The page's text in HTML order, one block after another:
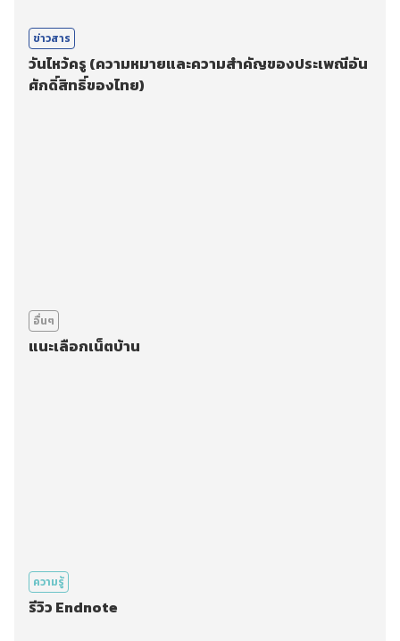
ข่าวสาร
วันไหว้ครู (ความหมายและความสำคัญของประเพณีอัน
ศักดิ์สิทธิ์ของไทย)
อื่นๆ
แนะเลือกเน็ตบ้าน
ความรู้
รีวิว Endnote